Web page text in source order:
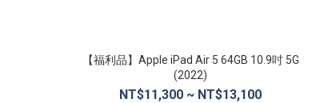
【福利品】Apple iPad Air 5 64GB 10.9吋 5G
(2022)
NT$11,300 ~ NT$13,100